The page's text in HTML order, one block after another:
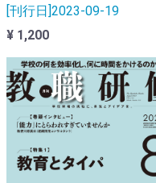
[刊行日]2023-09-19
¥ 1,200